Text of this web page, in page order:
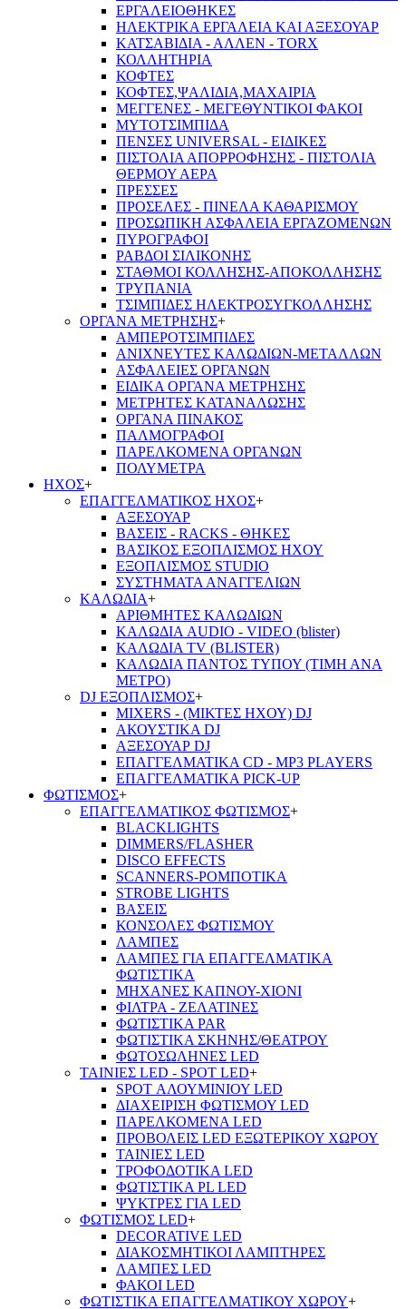
ΕΡΓΑΛΕΙΟΘΗΚΕΣ
ΗΛΕΚΤΡΙΚΑ ΕΡΓΑΛΕΙΑ ΚΑΙ ΑΞΕΣΟΥΑΡ
ΚΑΤΣΑΒΙΔΙΑ - ΑΛΛΕΝ - TORX
ΚΟΛΛΗΤΗΡΙΑ
ΚΟΦΤΕΣ
ΚΟΦΤΕΣ,ΨΑΛΙΔΙΑ,ΜΑΧΑΙΡΙΑ
ΜΕΓΓΕΝΕΣ - ΜΕΓΕΘΥΝΤΙΚΟΙ ΦΑΚΟΙ
ΜΥΤΟΤΣΙΜΠΙΔΑ
ΠΕΝΣΕΣ UNIVERSAL - ΕΙΔΙΚΕΣ
ΠΙΣΤΟΛΙΑ ΑΠΟΡΡΟΦΗΣΗΣ - ΠΙΣΤΟΛΙΑ
ΘΕΡΜΟΥ ΑΕΡΑ
ΠΡΕΣΣΕΣ
ΠΡΟΣΕΛΕΣ - ΠΙΝΕΛΑ ΚΑΘΑΡΙΣΜΟΥ
ΠΡΟΣΩΠΙΚΗ ΑΣΦΑΛΕΙΑ ΕΡΓΑΖΟΜΕΝΩΝ
ΠΥΡΟΓΡΑΦΟΙ
ΡΑΒΔΟΙ ΣΙΛΙΚΟΝΗΣ
ΣΤΑΘΜΟΙ ΚΟΛΛΗΣΗΣ-ΑΠΟΚΟΛΛΗΣΗΣ
ΤΡΥΠΑΝΙΑ
ΤΣΙΜΠΙΔΕΣ ΗΛΕΚΤΡΟΣΥΓΚΟΛΛΗΣΗΣ
ΟΡΓΑΝΑ ΜΕΤΡΗΣΗΣ+
ΑΜΠΕΡΟΤΣΙΜΠΙΔΕΣ
ΑΝΙΧΝΕΥΤΕΣ ΚΑΛΩΔΙΩΝ-ΜΕΤΑΛΛΩΝ
ΑΣΦΑΛΕΙΕΣ ΟΡΓΑΝΩΝ
ΕΙΔΙΚΑ ΟΡΓΑΝΑ ΜΕΤΡΗΣΗΣ
ΜΕΤΡΗΤΕΣ ΚΑΤΑΝΑΛΩΣΗΣ
ΟΡΓΑΝΑ ΠΙΝΑΚΟΣ
ΠΑΛΜΟΓΡΑΦΟΙ
ΠΑΡΕΛΚΟΜΕΝΑ ΟΡΓΑΝΩΝ
ΠΟΛΥΜΕΤΡΑ
ΗΧΟΣ+
ΕΠΑΓΓΕΛΜΑΤΙΚΟΣ ΗΧΟΣ+
ΑΞΕΣΟΥΑΡ
ΒΑΣΕΙΣ - RACKS - ΘΗΚΕΣ
ΒΑΣΙΚΟΣ ΕΞΟΠΛΙΣΜΟΣ ΗΧΟΥ
ΕΞΟΠΛΙΣΜΟΣ STUDIO
ΣΥΣΤΗΜΑΤΑ ΑΝΑΓΓΕΛΙΩΝ
ΚΑΛΩΔΙΑ+
ΑΡΙΘΜΗΤΕΣ ΚΑΛΩΔΙΩΝ
ΚΑΛΩΔΙΑ AUDIO - VIDEO (blister)
ΚΑΛΩΔΙΑ TV (BLISTER)
ΚΑΛΩΔΙΑ ΠΑΝΤΟΣ ΤΥΠΟΥ (ΤΙΜΗ ΑΝΑ
ΜΕΤΡΟ)
DJ ΕΞΟΠΛΙΣΜΟΣ+
MIXERS - (ΜΙΚΤΕΣ ΗΧΟΥ) DJ
ΑΚΟΥΣΤΙΚΑ DJ
ΑΞΕΣΟΥΑΡ DJ
ΕΠΑΓΓΕΛΜΑΤΙΚΑ CD - ΜΡ3 PLAYERS
ΕΠΑΓΓΕΛΜΑΤΙΚΑ PICK-UP
ΦΩΤΙΣΜΟΣ+
ΕΠΑΓΓΕΛΜΑΤΙΚΟΣ ΦΩΤΙΣΜΟΣ+
BLACKLIGHTS
DIMMERS/FLASHER
DISCO EFFECTS
SCANNERS-ΡΟΜΠΟΤΙΚΑ
STROBE LIGHTS
ΒΑΣΕΙΣ
ΚΟΝΣΟΛΕΣ ΦΩΤΙΣΜΟΥ
ΛΑΜΠΕΣ
ΛΑΜΠΕΣ ΓΙΑ ΕΠΑΓΓΕΛΜΑΤΙΚΑ
ΦΩΤΙΣΤΙΚΑ
ΜΗΧΑΝΕΣ ΚΑΠΝΟΥ-ΧΙΟΝΙ
ΦΙΛΤΡΑ - ΖΕΛΑΤΙΝΕΣ
ΦΩΤΙΣΤΙΚΑ PAR
ΦΩΤΙΣΤΙΚΑ ΣΚΗΝΗΣ/ΘΕΑΤΡΟΥ
ΦΩΤΟΣΩΛΗΝΕΣ LED
ΤΑΙΝΙΕΣ LED - SPOT LED+
SPOT ΑΛΟΥΜΙΝΙΟΥ LED
ΔΙΑΧΕΙΡΙΣΗ ΦΩΤΙΣΜΟΥ LED
ΠΑΡΕΛΚΟΜΕΝΑ LED
ΠΡΟΒΟΛΕΙΣ LED ΕΞΩΤΕΡΙΚΟΥ ΧΩΡΟΥ
ΤΑΙΝΙΕΣ LED
ΤΡΟΦΟΔΟΤΙΚΑ LED
ΦΩΤΙΣΤΙΚΑ PL LED
ΨΥΚΤΡΕΣ ΓΙΑ LED
ΦΩΤΙΣΜΟΣ LED+
DECORATIVE LED
ΔΙΑΚΟΣΜΗΤΙΚΟΙ ΛΑΜΠΤΗΡΕΣ
ΛΑΜΠΕΣ LED
ΦΑΚΟΙ LED
ΦΩΤΙΣΤΙΚΑ ΕΠΑΓΓΕΛΜΑΤΙΚΟΥ ΧΩΡΟΥ+